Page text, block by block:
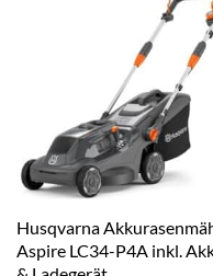
Husqvarna
Aspire LC34-P4A inkl.